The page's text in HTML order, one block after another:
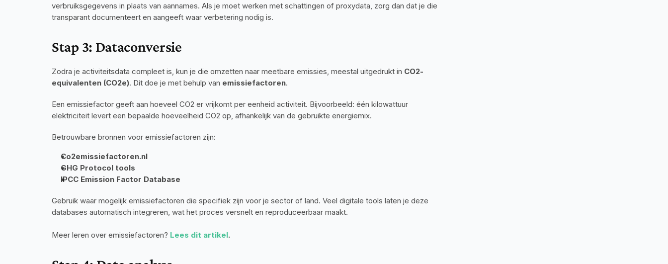
verbruiksgegevens in plaats van aannames. Als je moet werken met schattingen of proxydata, zorg dan dat je die
transparant documenteert en aangeeft waar verbetering nodig is.
Stap 3: Dataconversie
Zodra je activiteitsdata compleet is, kun je die omzetten naar meetbare emissies, meestal uitgedrukt in CO2-
equivalenten (CO2e). Dit doe je met behulp van emissiefactoren.
Een emissiefactor geeft aan hoeveel CO2 er vrijkomt per eenheid activiteit. Bijvoorbeeld: één kilowattuur
elektriciteit levert een bepaalde hoeveelheid CO2 op, afhankelijk van de gebruikte energiemix.
Betrouwbare bronnen voor emissiefactoren zijn:
Co2emissiefactoren.nl
GHG Protocol tools
IPCC Emission Factor Database
Gebruik waar mogelijk emissiefactoren die specifiek zijn voor je sector of land. Veel digitale tools laten je deze
databases automatisch integreren, wat het proces versnelt en reproduceerbaar maakt.
Meer leren over emissiefactoren? Lees dit artikel.